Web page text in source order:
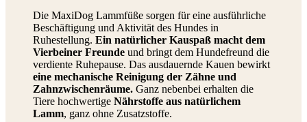
Die MaxiDog Lammfüße sorgen für eine ausführliche
Beschäftigung und Aktivität des Hundes in
Ruhestellung. Ein natürlicher Kauspaß macht dem
Vierbeiner Freunde und bringt dem Hundefreund die
verdiente Ruhepause. Das ausdauernde Kauen bewirkt
eine mechanische Reinigung der Zähne und
Zahnzwischenräume. Ganz nebenbei erhalten die
Tiere hochwertige Nährstoffe aus natürlichem
Lamm, ganz ohne Zusatzstoffe.